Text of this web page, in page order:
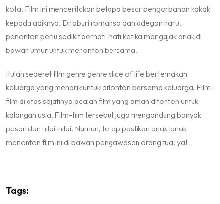
kota. Film ini menceritakan betapa besar pengorbanan kakak
kepada adiknya. Ditaburi romansa dan adegan haru,
penonton perlu sedikit berhati-hati ketika mengajak anak di
bawah umur untuk menonton bersama.
Itulah sederet film genre genre slice of life bertemakan
keluarga yang menarik untuk ditonton bersama keluarga. Film-
film di atas sejatinya adalah film yang aman ditonton untuk
kalangan usia. Film-film tersebut juga mengandung banyak
pesan dan nilai-nilai. Namun, tetap pastikan anak-anak
menonton film ini di bawah pengawasan orang tua, ya!
Tags: